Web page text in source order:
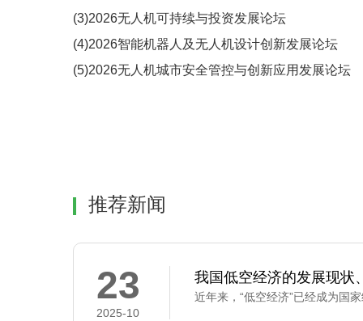
(3)2026无人机可持续与投资发展论坛
(4)2026智能机器人及无人机设计创新发展论坛
(5)2026无人机城市安全管控与创新应用发展论坛
推荐新闻
23
2025-10
我国低空经济的发展现状